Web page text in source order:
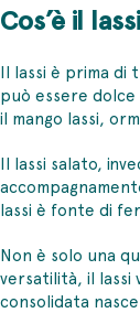
Cos’è il
Il lassi è prima di
può essere
il mango lassi,
Il lassi salato,
lassi è fonte di
Non è solo una
versatilità, il lassi
consolidata